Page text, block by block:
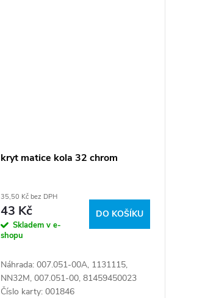
kryt matice kola 32 chrom
35,50 Kč bez DPH
43 Kč
Skladem v e-
shopu
DO KOŠÍKU
Náhrada: 007.051-00A, 1131115,
NN32M, 007.051-00, 81459450023
Číslo karty: 001846